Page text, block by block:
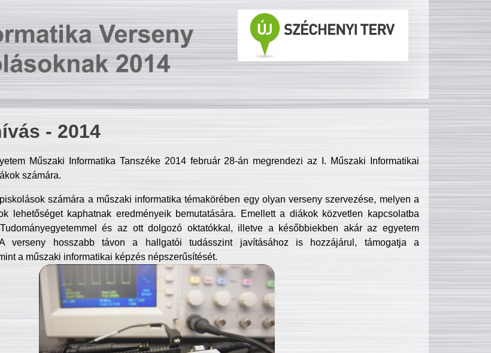
- 2014
Műszaki Informatika Tanszéke 2014 február 28-án megrendezi az I. Műszaki Informatikai
számára.
számára a műszaki informatika témakörében egy olyan verseny szervezése, melyen a
lehetőséget kaphatnak eredményeik bemutatására. Emellett a diákok közvetlen kapcsolatba
és az ott dolgozó oktatókkal, illetve a későbbiekben akár az egyetem
verseny hosszabb távon a hallgatói tudásszint javításához is hozzájárul, támogatja a
a műszaki informatikai képzés népszerűsítését.